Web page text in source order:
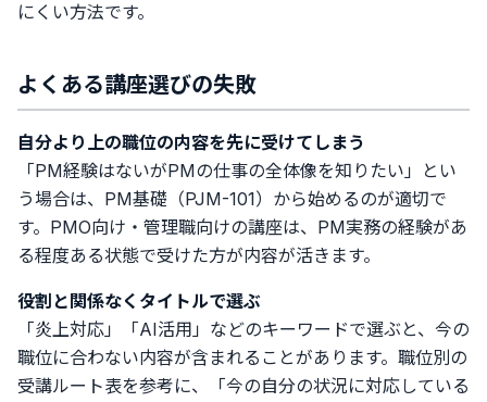
にくい方法です。
よくある講座選びの失敗
自分より上の職位の内容を先に受けてしまう
「PM経験はないがPMの仕事の全体像を知りたい」とい
う場合は、PM基礎（PJM-101）から始めるのが適切で
す。PMO向け・管理職向けの講座は、PM実務の経験があ
る程度ある状態で受けた方が内容が活きます。
役割と関係なくタイトルで選ぶ
「炎上対応」「AI活用」などのキーワードで選ぶと、今の
職位に合わない内容が含まれることがあります。職位別の
受講ルート表を参考に、「今の自分の状況に対応している